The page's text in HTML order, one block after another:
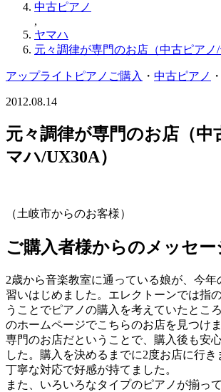
中古ピアノ
,
ヤマハ
元々調律が専門のお店（中古ピアノ/
アップライトピアノご購入 ・ 中古ピアノ ・
2012.08.14
元々調律が専門のお店（中
マハ/UX30A）
（土岐市からのお客様）
ご購入者様からのメッセー
2歳から音楽教室に通っている娘が、今年
習いはじめました。エレクトーンでは指
うことでピアノの購入を考えていたとこ
のホームページでこちらのお店を見つけ
専門のお店だということで、購入後も安
した。購入を決めるまでに2度お店に行き
丁寧な対応で好感が持てました。
また、いろいろなタイプのピアノが揃っ